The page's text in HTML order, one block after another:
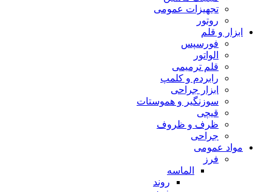
تجهیزات عمومی
روتور
ابزار و قلم
فورسپس
الواتور
قلم ترمیمی
رابردم و کلمپ
ابزار جراحی
سوزنگیر و هموستات
قیچی
ظرف و ظروف
جراحی
مواد عمومی
فرز
الماسه
روند